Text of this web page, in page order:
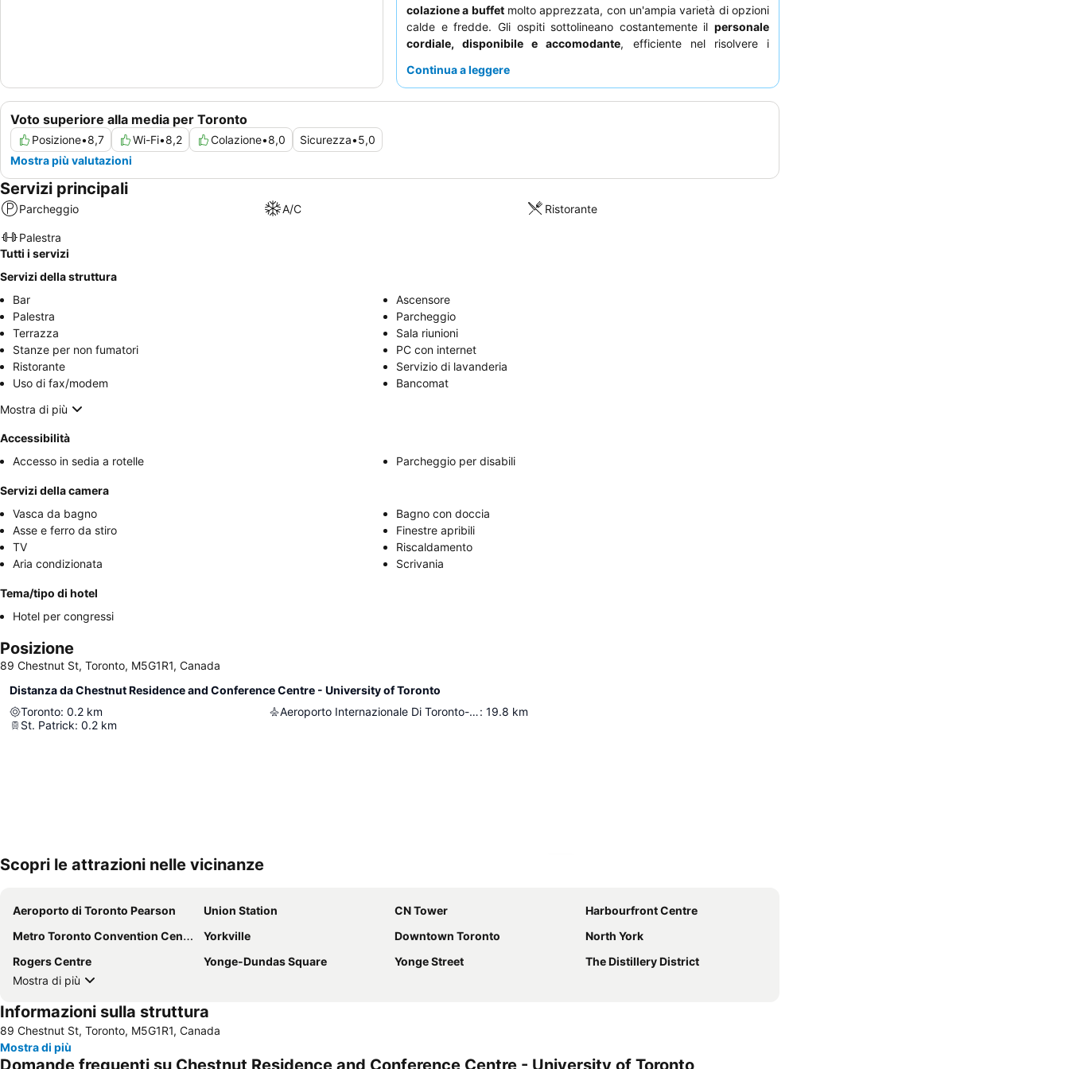
colazione a buffetmolto apprezzata, con un'ampia varietà di opzioni
calde e fredde. Gli ospiti sottolineano costantemente il personale
cordiale, disponibile e accomodante, efficiente nel risolvere i
tranquillo, gli ospiti potrebbero considerare di richiedere una camera
Continua a leggere
Voto superiore alla media per Toronto
Posizione•8,7 Wi-Fi•8,2 Colazione•8,0 Sicurezza•5,0
Mostra più valutazioni
Servizi principali
Parcheggio A/C Ristorante
Palestra
Tutti i servizi
Servizi della struttura
Bar
Ascensore
Palestra
Parcheggio
Terrazza
Sala riunioni
Stanze per non fumatori
PC con internet
Ristorante
Servizio di lavanderia
Uso di fax/modem
Bancomat
Mostra di più
Accessibilità
Accesso in sedia a rotelle
Parcheggio per disabili
Servizi della camera
Vasca da bagno
Bagno con doccia
Asse e ferro da stiro
Finestre apribili
TV
Riscaldamento
Aria condizionata
Scrivania
Tema/tipo di hotel
Hotel per congressi
Posizione
89 Chestnut St, Toronto, M5G1R1, Canada
Distanza da Chestnut Residence and Conference Centre - University of Toronto
Toronto: 0.2 km
St. Patrick: 0.2 km
Aeroporto Internazionale Di Toronto-Pearson: 19.8 km
Scopri le attrazioni nelle vicinanze
Aeroporto di Toronto Pearson Union Station CN Tower
Harbourfront Centre
Metro Toronto Convention Centre
Yorkville Downtown Toronto
North York
Rogers Centre
Yonge-Dundas Square Yonge Street
The Distillery District
Mostra di più
Informazioni sulla struttura
89 Chestnut St, Toronto, M5G1R1, Canada
Mostra di più